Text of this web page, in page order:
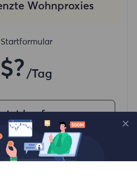
Wohnproxies
Startformular
$? /Tag
kaufen
von Datenverkehr
von IP-Adressen